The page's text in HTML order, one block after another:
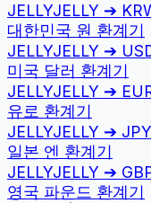
JELLYJELLY ➔
대한민국 원 환계기
JELLYJELLY ➔
미국 달러 환계기
JELLYJELLY ➔
유로 환계기
JELLYJELLY ➔ JPY
일본 엔 환계기
JELLYJELLY ➔
영국 파운드 환계기